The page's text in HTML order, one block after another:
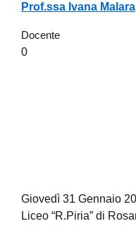
Prof.ssa Ivana Malara
Docente
0
Giovedì 31 Gennaio
Liceo “R.Piria” di